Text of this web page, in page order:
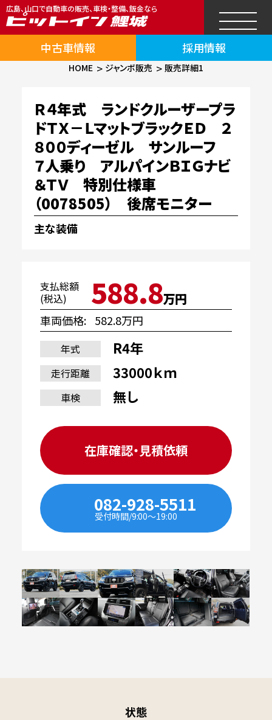
広島、山口で自動車の販売、車検・整備、鈑金なら
中古車情報 採用情報
HOME ジャンボ販売 販売詳細1
Ｒ４年式 ランドクルーザープラ
ドＴＸ－ＬマットブラックＥＤ ２
８００ディーゼル サンルーフ
７人乗り アルパインＢＩＧナビ
＆ＴＶ 特別仕様車
（0078505） 後席モニター
主な装備
支払総額
(税込)
588.8万円
車両価格 582.8万円
年式 R4年
走行距離 33000ｋｍ
車検 無し
在庫確認・見積依頼
082-928-5511
受付時間/9:00〜19:00
状態